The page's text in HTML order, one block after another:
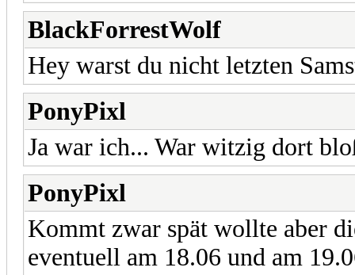
BlackForrestWolf
Hey warst du nicht letzten
PonyPixl
Ja war ich... War witzig dort
PonyPixl
Kommt zwar spät wollte aber
eventuell am 18.06 und am